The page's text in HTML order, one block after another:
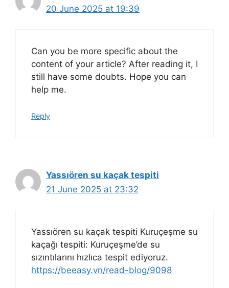
20 June 2025 at 19:39
Can you be more specific about the
content of your article? After reading it, I
still have some doubts. Hope you can
help me.
Reply
Yassıören su kaçak tespiti
21 June 2025 at 23:32
Yassıören su kaçak tespiti Kuruçeşme su
kaçağı tespiti: Kuruçeşme’de su
sızıntılarını hızlıca tespit ediyoruz.
https://beeasy.vn/read-blog/9098